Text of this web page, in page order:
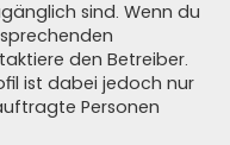
sind. Wenn du
den Betreiber.
ist dabei jedoch nur
Personen